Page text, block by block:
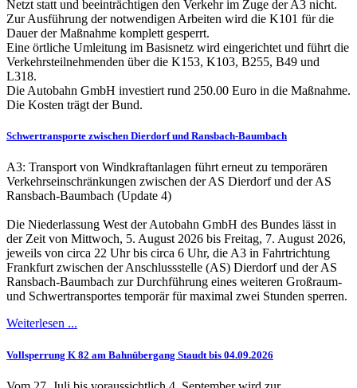
Netzt statt und beeinträchtigen den Verkehr im Zuge der A3 nicht.
Zur Ausführung der notwendigen Arbeiten wird die K101 für die
Dauer der Maßnahme komplett gesperrt.
Eine örtliche Umleitung im Basisnetz wird eingerichtet und führt die
Verkehrsteilnehmenden über die K153, K103, B255, B49 und
L318.
Die Autobahn GmbH investiert rund 250.00 Euro in die Maßnahme.
Die Kosten trägt der Bund.
Schwertransporte zwischen Dierdorf und Ransbach-Baumbach
A3: Transport von Windkraftanlagen führt erneut zu temporären
Verkehrseinschränkungen zwischen der AS Dierdorf und der AS
Ransbach-Baumbach (Update 4)
Die Niederlassung West der Autobahn GmbH des Bundes lässt in
der Zeit von Mittwoch, 5. August 2026 bis Freitag, 7. August 2026,
jeweils von circa 22 Uhr bis circa 6 Uhr, die A3 in Fahrtrichtung
Frankfurt zwischen der Anschlussstelle (AS) Dierdorf und der AS
Ransbach-Baumbach zur Durchführung eines weiteren Großraum-
und Schwertransportes temporär für maximal zwei Stunden sperren.
Weiterlesen ...
Vollsperrung K 82 am Bahnübergang Staudt bis 04.09.2026